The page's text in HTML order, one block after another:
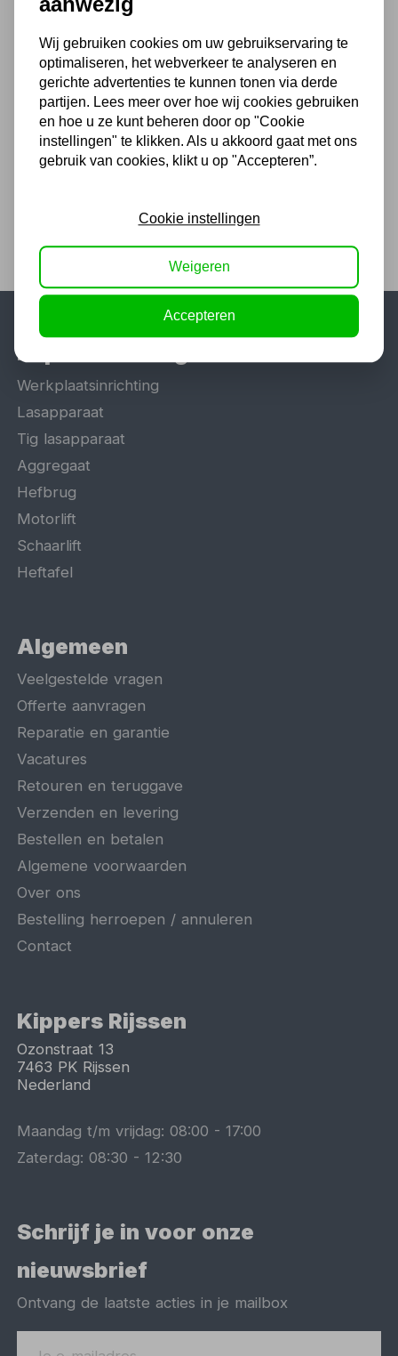
NEO Momentsleutel 1/2' 40-
200Nm
108,84
89,95 excl. BTW
Populaire categorieën
Werkplaatsinrichting
Lasapparaat
Tig lasapparaat
Aggregaat
Hefbrug
Motorlift
Schaarlift
Heftafel
Algemeen
Veelgestelde vragen
Offerte aanvragen
Reparatie en garantie
Vacatures
Retouren en teruggave
Verzenden en levering
Bestellen en betalen
Algemene voorwaarden
Over ons
Bestelling herroepen / annuleren
Contact
Kippers Rijssen
Ozonstraat 13
7463 PK Rijssen
Nederland
Maandag t/m vrijdag:08:00 -17:00
Zaterdag:08:30 -12:30
Schrijf je in voor onze
nieuwsbrief
Ontvang de laatste acties in je mailbox
Wij gebruiken cookies om uw gebruikservaring te
optimaliseren, het webverkeer te analyseren en
gerichte advertenties te kunnen tonen via derde
partijen. Lees meer over hoe wij cookies gebruiken
en hoe u ze kunt beheren door op "Cookie
instellingen" te klikken. Als u akkoord gaat met ons
gebruik van cookies, klikt u op "Accepteren”.
Cookie instellingen
Weigeren
Accepteren